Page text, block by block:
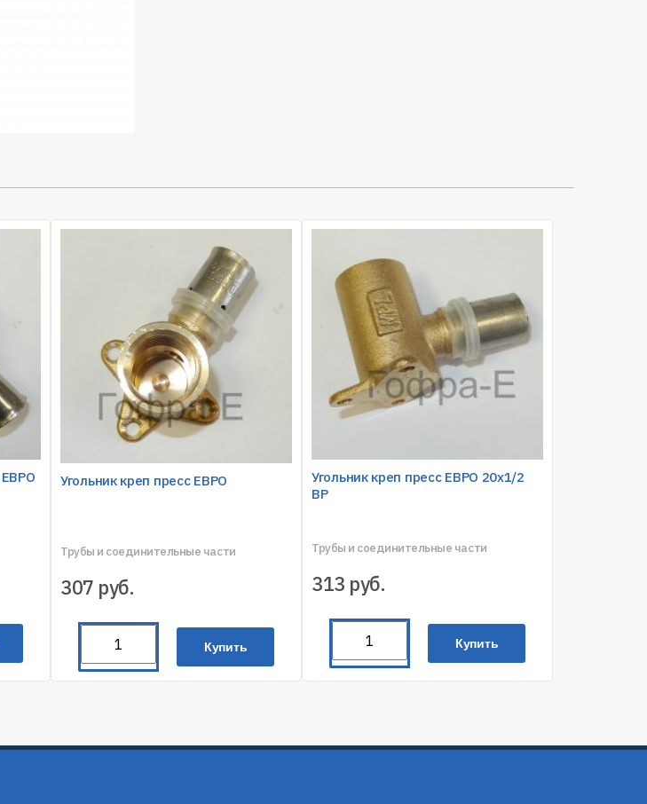
ЕВРО Угольник креп пресс ЕВРО
Трубы и соединительные части
307 руб.
Купить
Угольник креп пресс ЕВРО 20х1/2
ВР
Трубы и соединительные части
313 руб.
Купить